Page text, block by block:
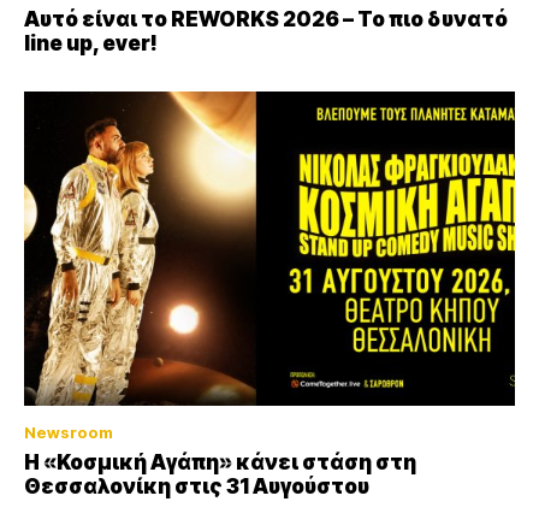
Αυτό είναι το REWORKS 2026 – Το πιο δυνατό
line up, ever!
Newsroom
Η «Κοσμική Αγάπη» κάνει στάση στη
Θεσσαλονίκη στις 31 Αυγούστου